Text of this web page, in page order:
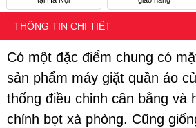
THÔNG TIN CHI TIẾT
Có một đặc điểm chung có
sản phẩm máy giặt quần áo
thống điều chỉnh cân bằng và
chỉnh bọt xà phòng. Cũng